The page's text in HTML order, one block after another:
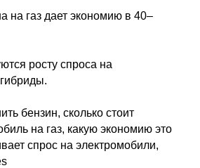
на газ дает экономию в 40–
росту спроса на
бензин, сколько стоит
на газ, какую экономию это
спрос на электромобили,